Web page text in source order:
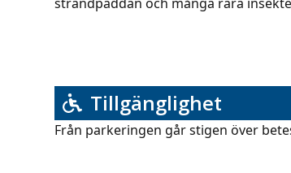
Tillgänglighet
Från parkeringen går stigen över